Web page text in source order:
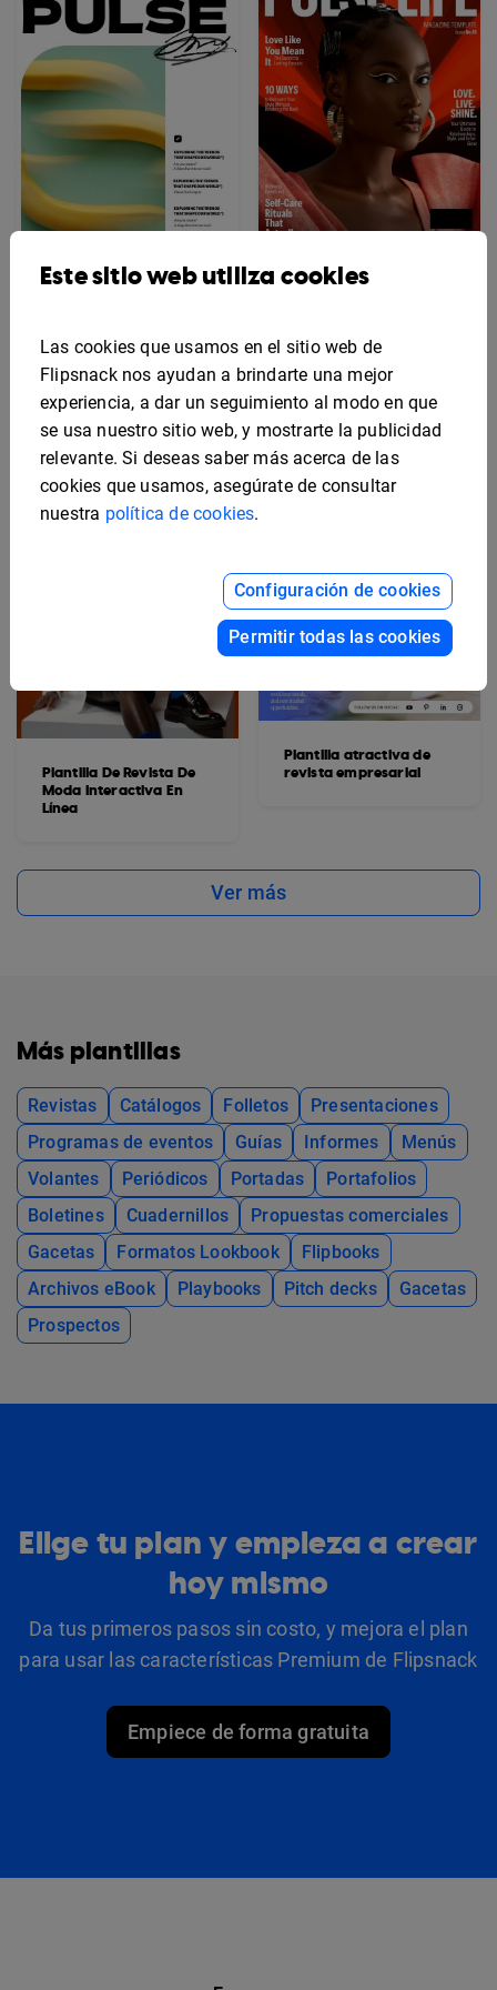
Estilo De Vida
Sofisticada
Plantilla De Revista De
Moda Interactiva En
Línea
vida
Plantilla atractiva de
revista empresarial
Ver más
Más plantillas
Revistas Catálogos Folletos
Presentaciones
Programas de eventos
Guías Informes
Menús
Volantes
Periódicos Portadas
Portafolios
Boletines
Cuadernillos
Propuestas comerciales
Gacetas
Formatos Lookbook
Flipbooks
Archivos eBook
Playbooks Pitch decks
Gacetas
Prospectos
Elige tu plan y empieza a crear
hoy mismo
Da tus primeros pasos sin costo, y mejora el plan
para usar las características Premium de Flipsnack
Empiece de forma gratuita
Este sitio web utiliza cookies
Las cookies que usamos en el sitio web de
Flipsnack nos ayudan a brindarte una mejor
experiencia, a dar un seguimiento al modo en que
se usa nuestro sitio web, y mostrarte la publicidad
relevante. Si deseas saber más acerca de las
cookies que usamos, asegúrate de consultar
nuestra política de cookies.
Configuración de cookies
Permitir todas las cookies